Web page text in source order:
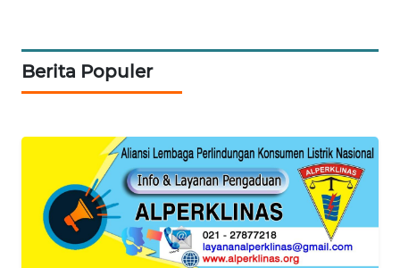
Berita Populer
WALINKI
MAWAKA
MARTABAT
NET